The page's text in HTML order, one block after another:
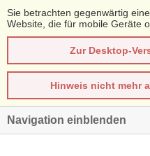
Sie betrachten gegenwärtig
Website, die für mobile Geräte
Zur Desktop-
Hinweis nicht mehr
Navigation einblenden